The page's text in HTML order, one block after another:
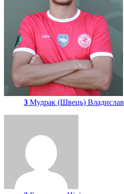
3 Мудрак (Швець) Владислав